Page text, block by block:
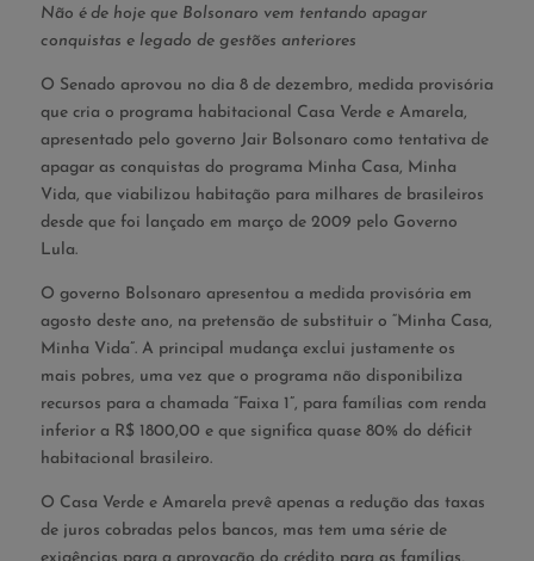
Não é de hoje que Bolsonaro vem tentando apagar
conquistas e legado de gestões anteriores
O Senado aprovou no dia 8 de dezembro, medida provisória
que cria o programa habitacional Casa Verde e Amarela,
apresentado pelo governo Jair Bolsonaro como tentativa de
apagar as conquistas do programa Minha Casa, Minha
Vida, que viabilizou habitação para milhares de brasileiros
desde que foi lançado em março de 2009 pelo Governo
Lula.
O governo Bolsonaro apresentou a medida provisória em
agosto deste ano, na pretensão de substituir o “Minha Casa,
Minha Vida”. A principal mudança exclui justamente os
mais pobres, uma vez que o programa não disponibiliza
recursos para a chamada “Faixa 1”, para famílias com renda
inferior a R$ 1800,00 e que significa quase 80% do déficit
habitacional brasileiro.
O Casa Verde e Amarela prevê apenas a redução das taxas
de juros cobradas pelos bancos, mas tem uma série de